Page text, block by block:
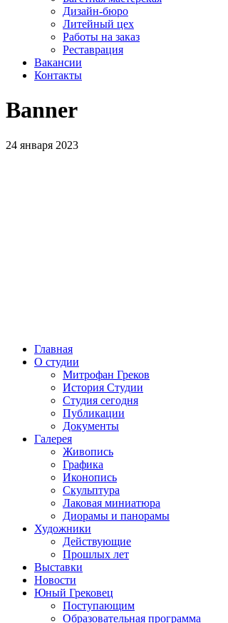
Дизайн-бюро
Литейный цех
Работы на заказ
Реставрация
Вакансии
Контакты
Banner
24 января 2023
Главная
О студии
Митрофан Греков
История Студии
Студия сегодня
Публикации
Документы
Галерея
Живопись
Графика
Иконопись
Скульптура
Лаковая миниатюра
Диорамы и панорамы
Художники
Действующие
Прошлых лет
Выставки
Новости
Юный Грековец
Поступающим
Образовательная программа